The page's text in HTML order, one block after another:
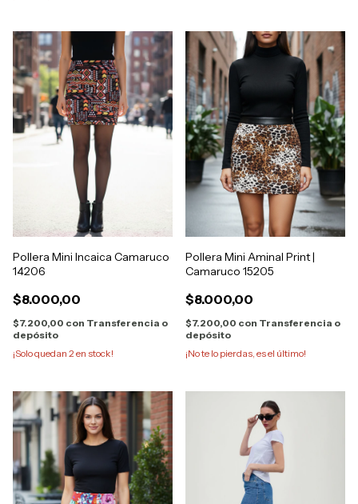
Pollera Mini Incaica Camaruco
14206
$8.000,00
$7.200,00 con Transferencia o
depósito
¡Solo quedan 2 en stock!
Pollera Mini Aminal Print |
Camaruco 15205
$8.000,00
$7.200,00 con Transferencia o
depósito
¡No te lo pierdas, es el último!